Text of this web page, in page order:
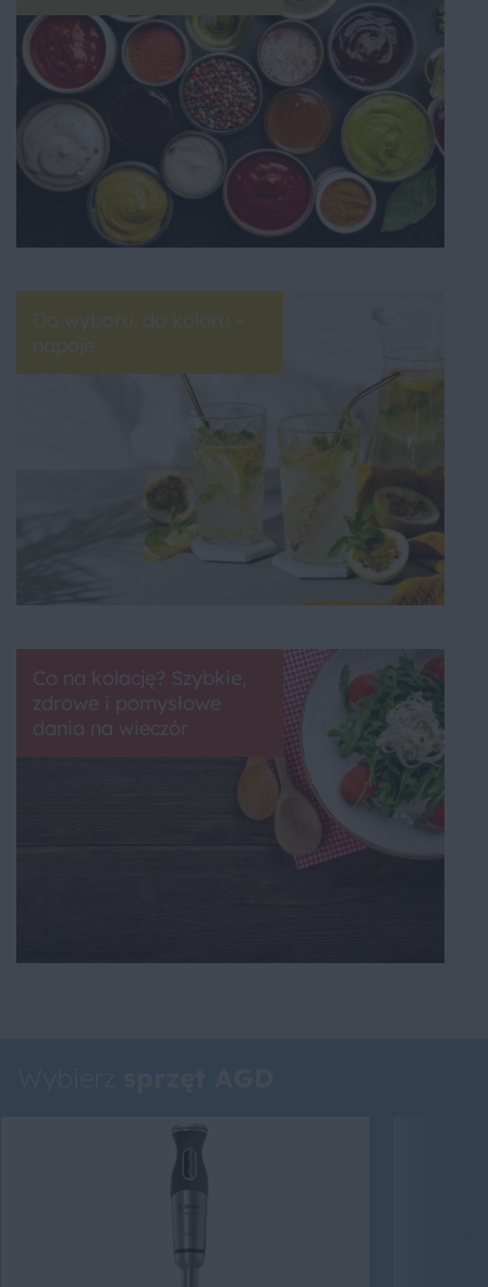
Do wyboru, do koloru –
napoje
Co na kolację? Szybkie,
zdrowe i pomysłowe
dania na wieczór